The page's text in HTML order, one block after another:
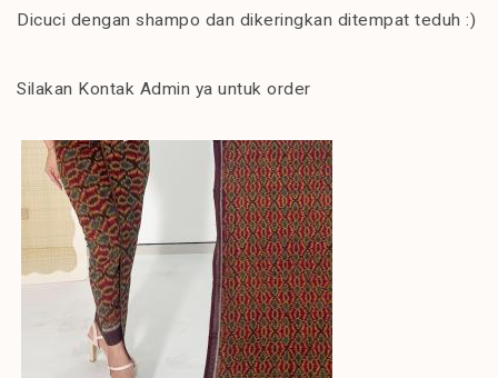
Dicuci dengan shampo dan dikeringkan ditempat teduh :)
Silakan Kontak Admin ya untuk order